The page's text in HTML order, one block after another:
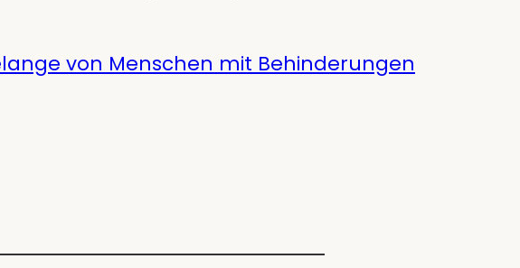
von Menschen mit Behinderungen